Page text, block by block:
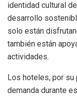
identidad cultural
desarrollo
solo están
también están
actividades.
Los hoteles, por su
demanda durante